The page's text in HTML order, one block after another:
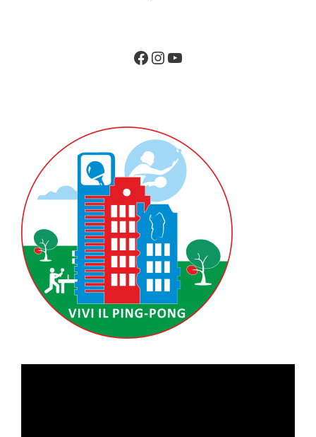
Facebook
Instagram
YouTube